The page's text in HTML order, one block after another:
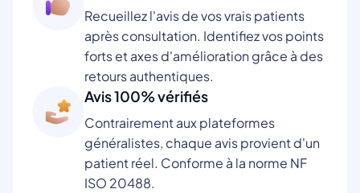
Recueillez l'avis de vos vrais patients
après consultation. Identifiez vos points
forts et axes d'amélioration grâce à des
retours authentiques.
Avis 100% vérifiés
Contrairement aux plateformes
généralistes, chaque avis provient d'un
patient réel. Conforme à la norme NF
ISO 20488.